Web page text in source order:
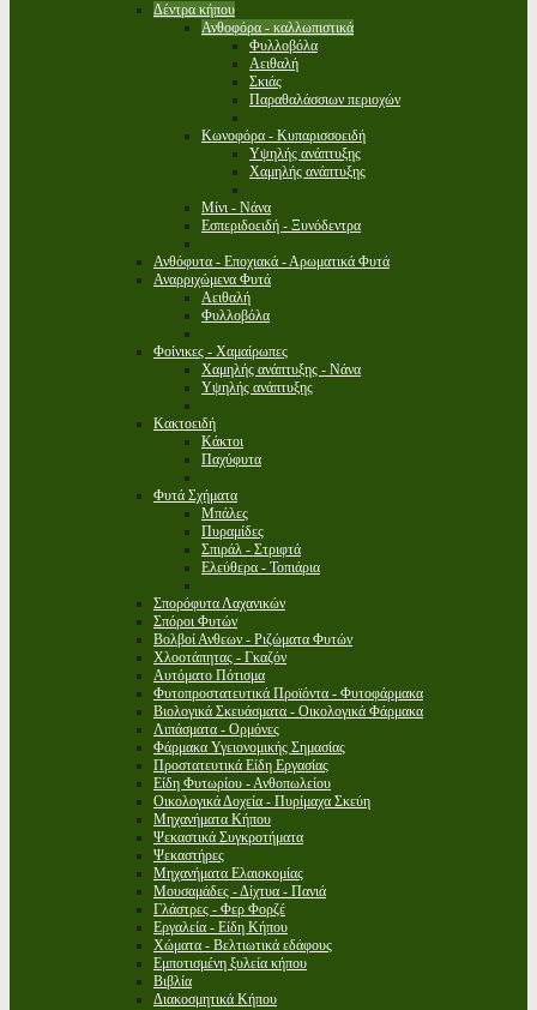
Δέντρα κήπου
Ανθοφόρα - καλλωπιστικά
Φυλλοβόλα
Αειθαλή
Σκιάς
Παραθαλάσσιων περιοχών
Κωνοφόρα - Κυπαρισσοειδή
Υψηλής ανάπτυξης
Χαμηλής ανάπτυξης
Μίνι - Νάνα
Εσπεριδοειδή - Ξυνόδεντρα
Ανθόφυτα - Εποχιακά - Αρωματικά Φυτά
Αναρριχώμενα Φυτά
Αειθαλή
Φυλλοβόλα
Φοίνικες - Χαμαίρωπες
Χαμηλής ανάπτυξης - Νάνα
Υψηλής ανάπτυξης
Κακτοειδή
Κάκτοι
Παχύφυτα
Φυτά Σχήματα
Μπάλες
Πυραμίδες
Σπιράλ - Στριφτά
Ελεύθερα - Τοπιάρια
Σπορόφυτα Λαχανικών
Σπόροι Φυτών
Βολβοί Ανθεων - Ριζώματα Φυτών
Χλοοτάπητας - Γκαζόν
Αυτόματο Πότισμα
Φυτοπροστατευτικά Προϊόντα - Φυτοφάρμακα
Βιολογικά Σκευάσματα - Οικολογικά Φάρμακα
Λιπάσματα - Ορμόνες
Φάρμακα Υγειονομικής Σημασίας
Προστατευτικά Είδη Εργασίας
Είδη Φυτωρίου - Ανθοπωλείου
Οικολογικά Δοχεία - Πυρίμαχα Σκεύη
Μηχανήματα Κήπου
Ψεκαστικά Συγκροτήματα
Ψεκαστήρες
Μηχανήματα Ελαιοκομίας
Μουσαμάδες - Δίχτυα - Πανιά
Γλάστρες - Φερ Φορζέ
Εργαλεία - Είδη Κήπου
Χώματα - Βελτιωτικά εδάφους
Εμποτισμένη ξυλεία κήπου
Βιβλία
Διακοσμητικά Κήπου